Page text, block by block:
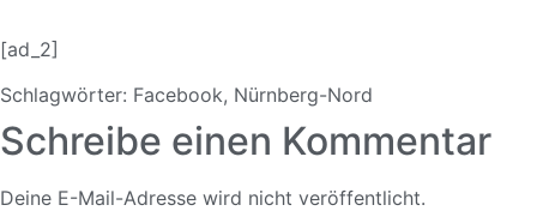
[ad_2]
Schlagwörter: Facebook, Nürnberg-Nord
Schreibe einen Kommentar
Deine E-Mail-Adresse wird nicht veröffentlicht.